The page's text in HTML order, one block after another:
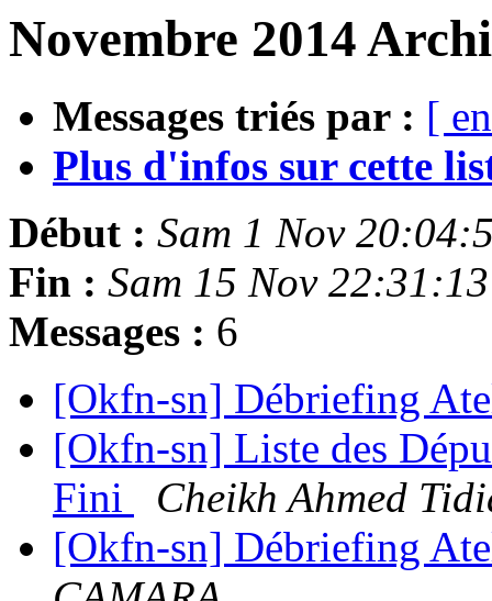
Novembre 2014
Messages triés par : [
Plus d'infos sur cette
Début : Sam 1 Nov
Fin : Sam 15 Nov
Messages : 6
[Okfn-sn] Débriefing
[Okfn-sn] Liste des
Fini
Cheikh Ahmed
[Okfn-sn] Débriefing